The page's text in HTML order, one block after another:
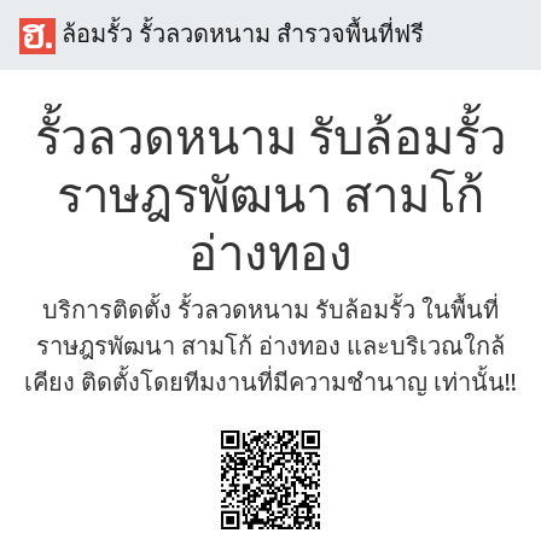
ล้อมรั้ว รั้วลวดหนาม สำรวจพื้นที่ฟรี
รั้วลวดหนาม รับล้อมรั้ว
ราษฎรพัฒนา สามโก้
อ่างทอง
บริการติดตั้ง รั้วลวดหนาม รับล้อมรั้ว ในพื้นที่
ราษฎรพัฒนา สามโก้ อ่างทอง และบริเวณใกล้
เคียง ติดตั้งโดยทีมงานที่มีความชำนาญ เท่านั้น!!